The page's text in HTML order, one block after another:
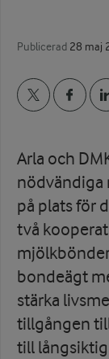
Publicerad 28 maj
Arla och
nödvändiga
på plats för
två
bondeägt
stärka
tillgången
till